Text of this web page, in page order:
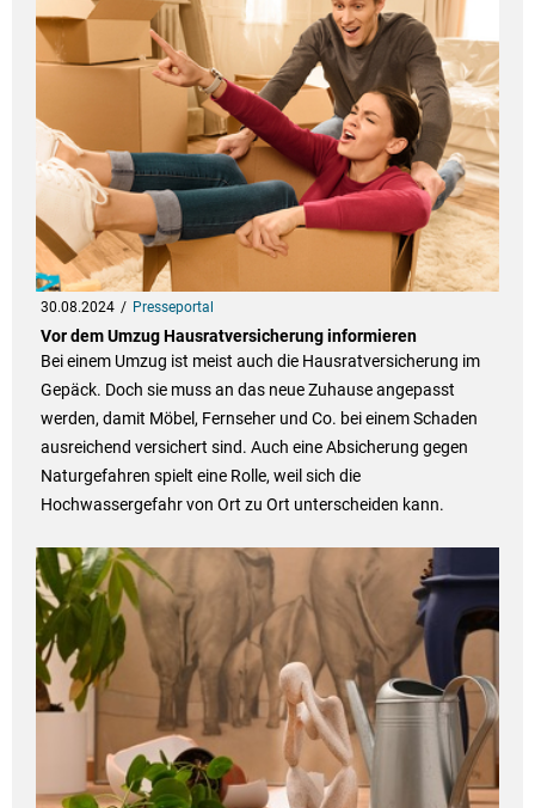
30.08.2024 Presseportal
Vor dem Umzug Hausratversicherung informieren
Bei einem Umzug ist meist auch die Hausratversicherung im
Gepäck. Doch sie muss an das neue Zuhause angepasst
werden, damit Möbel, Fernseher und Co. bei einem Schaden
ausreichend versichert sind. Auch eine Absicherung gegen
Naturgefahren spielt eine Rolle, weil sich die
Hochwassergefahr von Ort zu Ort unterscheiden kann.